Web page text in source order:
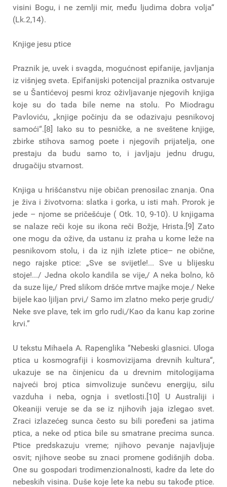
visini Bogu, i ne zemlji mir, među ljudima dobra volja“
(Lk.2,14).
Knjige jesu ptice
Praznik je, uvek i svagda, mogućnost epifanije, javljanja
iz višnjeg sveta. Epifanijski potencijal praznika ostvaruje
se u Šantićevoj pesmi kroz oživljavanje njegovih knjiga
koje su do tada bile neme na stolu. Po Miodragu
Pavloviću, „knjige počinju da se odazivaju pesnikovoj
samoći“.[8] Iako su to pesničke, a ne sveštene knjige,
zbirke stihova samog poete i njegovih prijatelja, one
prestaju da budu samo to, i javljaju jednu drugu,
drugačiju stvarnost.
Knjiga u hrišćanstvu nije običan prenosilac znanja. Ona
je živa i životvorna: slatka i gorka, u isti mah. Prorok je
jede – njome se pričešćuje ( Otk. 10, 9-10). U knjigama
se nalaze reči koje su ikona reči Božje, Hrista.[9] Zato
one mogu da ožive, da ustanu iz praha u kome leže na
pesnikovom stolu, i da iz njih izlete ptice– ne obične,
nego rajske ptice: „Sve se svijetle!... Sve u blijesku
stoje!.../ Jedna okolo kandila se vije,/ A neka bolno, kô
da suze lije,/ Pred slikom dršće mrtve majke moje./ Neke
bijele kao ljiljan prvi,/ Samo im zlatno meko perje grudi;/
Neke sve plave, tek im grlo rudi,/Kao da kanu kap zorine
krvi.”
U tekstu Mihaela A. Rapenglika “Nebeski glasnici. Uloga
ptica u kosmografiji i kosmovizijama drevnih kultura“,
ukazuje se na činjenicu da u drevnim mitologijama
najveći broj ptica simvolizuje sunčevu energiju, silu
vazduha i neba, ognja i svetlosti.[10] U Australiji i
Okeaniji veruje se da se iz njihovih jaja izlegao svet.
Zraci izlazećeg sunca često su bili poređeni sa jatima
ptica, a neke od ptica bile su smatrane precima sunca.
Ptice predskazuju vreme; njihovo pevanje najavljuje
osvit; njihove seobe su znaci promene godišnjih doba.
One su gospodari trodimenzionalnosti, kadre da lete do
nebeskih visina. Duše koje lete ka nebu su takođe ptice.